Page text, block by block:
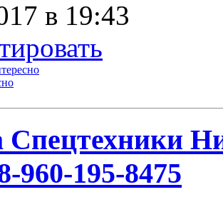
в 19:43
Спецтехники
960-195-8475